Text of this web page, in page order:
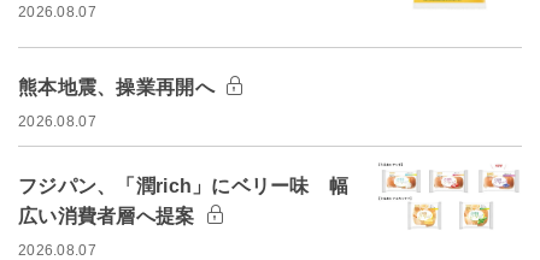
2026.08.07
熊本地震、操業再開へ
2026.08.07
フジパン、「潤rich」にベリー味 幅
広い消費者層へ提案
2026.08.07